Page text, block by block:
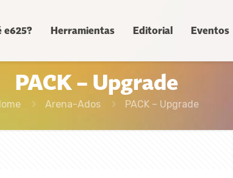
e625? Herramientas Editorial Eventos
PACK – Upgrade
Arena-Ados PACK – Upgrade